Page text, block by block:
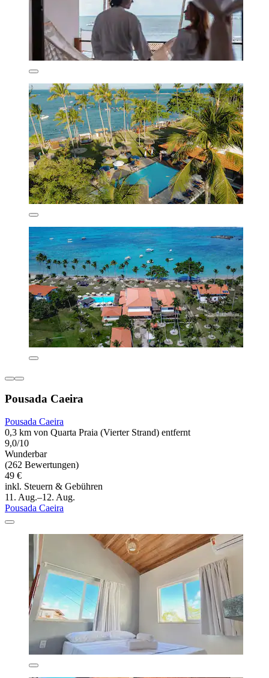
Pousada Caeira
Pousada Caeira
0,3 km von Quarta Praia (Vierter Strand) entfernt
9,0/10
Wunderbar
(262 Bewertungen)
49 €
inkl. Steuern & Gebühren
11. Aug.–12. Aug.
Pousada Caeira